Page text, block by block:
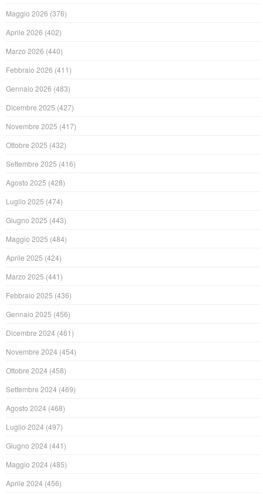
Maggio 2026 (376)
Aprile 2026 (402)
Marzo 2026 (440)
Febbraio 2026 (411)
Gennaio 2026 (483)
Dicembre 2025 (427)
Novembre 2025 (417)
Ottobre 2025 (432)
Settembre 2025 (416)
Agosto 2025 (428)
Luglio 2025 (474)
Giugno 2025 (443)
Maggio 2025 (484)
Aprile 2025 (424)
Marzo 2025 (441)
Febbraio 2025 (436)
Gennaio 2025 (456)
Dicembre 2024 (461)
Novembre 2024 (454)
Ottobre 2024 (458)
Settembre 2024 (469)
Agosto 2024 (468)
Luglio 2024 (497)
Giugno 2024 (441)
Maggio 2024 (485)
Aprile 2024 (456)